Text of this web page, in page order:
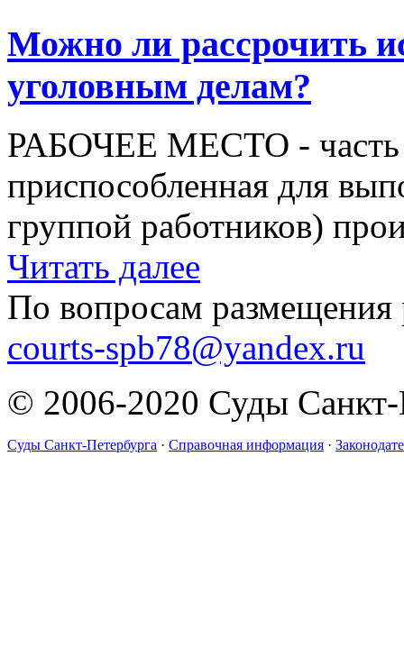
Можно ли рассрочить
уголовным делам?
РАБОЧЕЕ МЕСТО - часть
приспособленная для
группой работников)
Читать далее
По вопросам размещения
courts-spb78@yandex.ru
© 2006-2020 Суды Санкт-
Суды Санкт-Петербурга · Справочная информация ·